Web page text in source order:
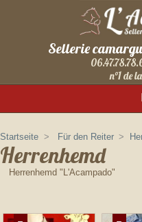
Sellerie
n°1 de
Startseite > Für den Reiter >
Herrenhemd
Herrenhemd "L'Acampado"